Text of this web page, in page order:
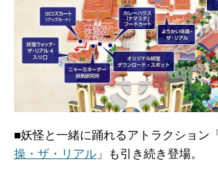
■妖怪と一緒に踊れるアトラクション「
操・ザ・リアル 」も引き続き登場。